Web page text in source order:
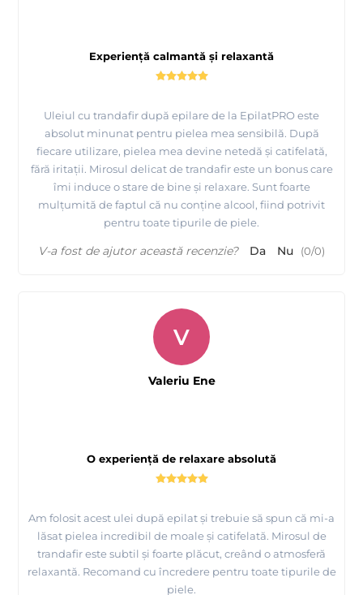
Experiență calmantă și relaxantă
Uleiul cu trandafir după epilare de la EpilatPRO este
absolut minunat pentru pielea mea sensibilă. După
fiecare utilizare, pielea mea devine netedă și catifelată,
fără iritații. Mirosul delicat de trandafir este un bonus care
îmi induce o stare de bine și relaxare. Sunt foarte
mulțumită de faptul că nu conține alcool, fiind potrivit
pentru toate tipurile de piele.
V-a fost de ajutor această recenzie? Da Nu (0/0)
O experiență de relaxare absolută
Am folosit acest ulei după epilat și trebuie să spun că mi-a
lăsat pielea incredibil de moale și catifelată. Mirosul de
trandafir este subtil și foarte plăcut, creând o atmosferă
relaxantă. Recomand cu încredere pentru toate tipurile de
piele.
V
Valeriu Ene